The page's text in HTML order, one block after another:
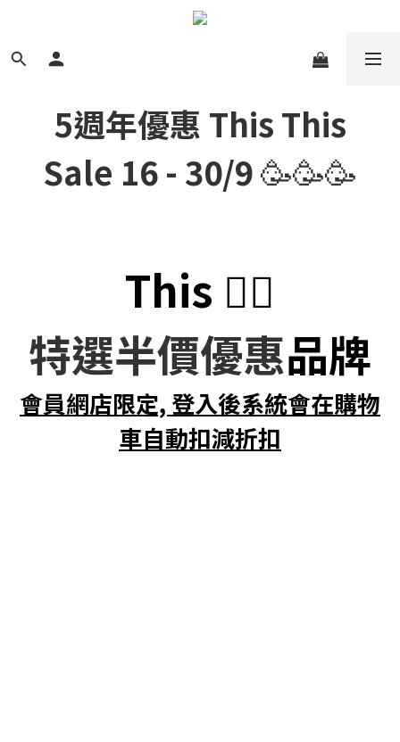
5週年優惠 This This
Sale 16 - 30/9🥳🥳🥳
This 👇🏻
特選半價優惠品牌
會員網店限定, 登入後系統會在購物
車自動扣減折扣